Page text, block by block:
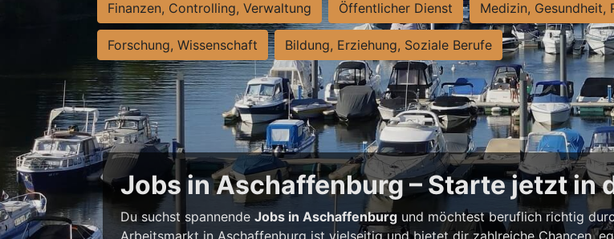
Finanzen, Controlling, Verwaltung Öffentlicher Dienst Medizin, Gesundheit,
Forschung, Wissenschaft Bildung, Erziehung, Soziale Berufe
Jobs in Aschaffenburg – Starte jetzt in
Du suchst spannendeJobs in Aschaffenburg und möchtest beruflich richtig